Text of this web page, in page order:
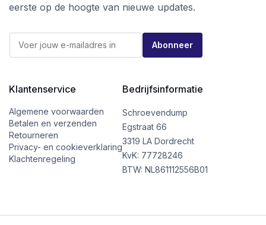
onzeinstragrampagina.
eerste op de hoogte van nieuwe updates.
a
*
E
m
l
Abonneer
Klantenservice
Algemene voorwaarden
Betalen en verzenden
Retourneren
Privacy- en cookieverklaring
Klachtenregeling
Bedrijfsinformatie
Schroevendump
Egstraat 66
3319 LA Dordrecht
KvK: 77728246
BTW: NL861112556B01